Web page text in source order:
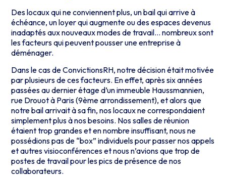
Des locaux qui ne conviennent plus, un bail qui arrive à
échéance, un loyer qui augmente ou des espaces devenus
inadaptés aux nouveaux modes de travail… nombreux sont
les facteurs qui peuvent pousser une entreprise à
déménager.
Dans le cas de ConvictionsRH, notre décision était motivée
par plusieurs de ces facteurs. En effet, après six années
passées au dernier étage d’un immeuble Haussmannien,
rue Drouot à Paris (9ème arrondissement), et alors que
notre bail arrivait à sa fin, nos locaux ne correspondaient
simplement plus à nos besoins. Nos salles de réunion
étaient trop grandes et en nombre insuffisant, nous ne
possédions pas de “box” individuels pour passer nos appels
et autres visioconférences et nous n’avions que trop de
postes de travail pour les pics de présence de nos
collaborateurs.